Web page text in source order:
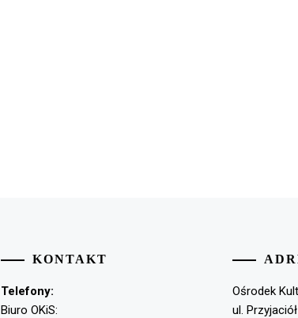
KONTAKT
Telefony:
Biuro OKiS:
Ośrodek
ul.